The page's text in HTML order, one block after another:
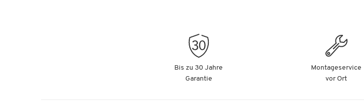
Bis zu 30 Jahre
Garantie
Montageservice
vor Ort